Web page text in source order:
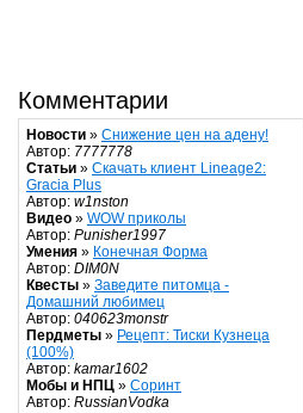
Комментарии
Новости » Снижение цен на адену!
Автор: 7777778
Статьи » Скачать клиент Lineage2:
Gracia Plus
Автор: w1nston
Видео » WOW приколы
Автор: Punisher1997
Умения » Конечная Форма
Автор: DIM0N
Квесты » Заведите питомца -
Домашний любимец
Автор: 040623monstr
Пердметы » Рецепт: Тиски Кузнеца
(100%)
Автор: kamar1602
Мобы и НПЦ » Соринт
Автор: RussianVodka